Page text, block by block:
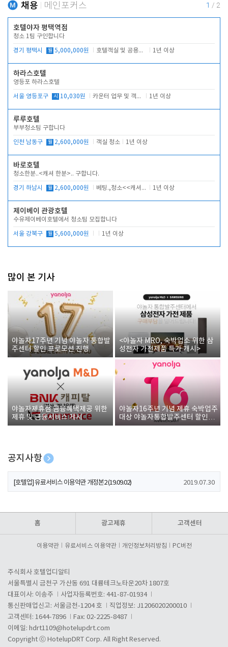
채용 메인포커스 1 / 2
호텔야자 평택역점
청소 1팀 구인합니다
경기 평택시 월 5,000,000원 호텔객실 및 공용시설 청소 관리 1년 이상
하라스호텔
영등포 하라스호텔
서울 영등포구 시 10,030원 카운터 업무 및 객실관리(청소상태 확인, 객실판매) 1년 이상
루루호텔
부부청소팀 구합니다
인천 남동구 월 2,600,000원 객실 청소 1년 이상
바로호텔
청소한분..<캐셔 한분>.. 구합니다.
경기 하남시 월 2,600,000원 베팅.,청소<<캐셔 모셔봅니다. 1년 이상
제이베이 관광호텔
수유제이베이호텔에서 청소팀 모집합니다
서울 강북구 월 5,600,000원 1년 이상
많이 본 기사
야놀자17주년 기념 야놀자 통합발
주센터 할인 프로모션 진행
<야놀자 MRO, 숙박업소 위한 삼
성전자 가전제품 특가 개시>
야놀자제휴점 금융혜택제공 위한
제휴 및 금융서비스 게시
야놀자16주년 기념 제휴 숙박업주
대상 야놀자통합발주센터 할인쿠
폰 증정
공지사항
[호텔업] 개인정보 처리방침 개정본1 (19.09.02)
[호텔업] 유료서비스 이용약관 개정본2 (19.09.02) 2019.07.30
홈 광고제휴 고객센터
이용약관 유료서비스 이용약관 개인정보처리방침 PC버전
주식회사 호텔업디알티
서울특별시 금천구 가산동 691 대륭테크노타운20차 1807호
대표이사: 이송주
사업자등록번호: 441-87-01934
통신판매업신고: 서울금천-1204 호
직업정보: J1206020200010
고객센터: 1644-7896
Fax: 02-2225-8487
이메일: hdrt1109@hotelupdrt.com
Copyright ⓒ HotelupDRT Corp. All Right Reserved.